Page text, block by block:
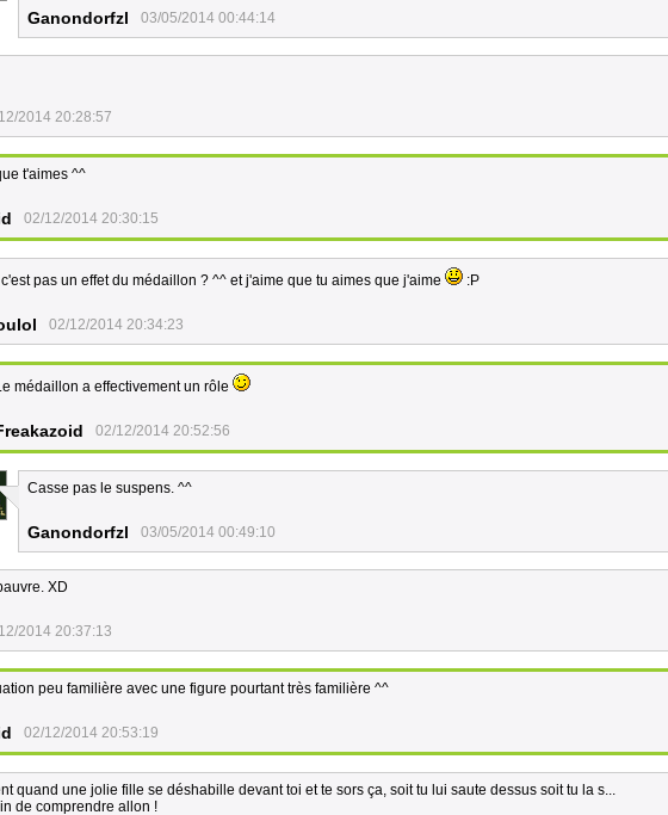
Ganondorfzl 03/05/2014 00:44:14
2014 20:28:57
t'aimes ^^
02/12/2014 20:30:15
pas un effet du médaillon ? ^^ et j'aime que tu aimes que j'aime :P
02/12/2014 20:34:23
médaillon a effectivement un rôle
02/12/2014 20:52:56
Casse pas le suspens. ^^
Ganondorfzl 03/05/2014 00:49:10
XD
2014 20:37:13
peu familière avec une figure pourtant très familière ^^
02/12/2014 20:53:19
quand une jolie fille se déshabille devant toi et te sors ça, soit tu lui saute dessus soit tu la s...
de comprendre allon !